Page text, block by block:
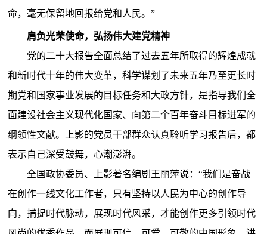
命，毫无保留地回报给党和人民。”
肩负光荣使命，弘扬伟大建党精神
党的二十大报告全面总结了过去五年所取得的辉煌成就
和新时代十年的伟大变革，科学谋划了未来五年乃至更长时
期党和国家事业发展的目标任务和大政方针，是指导我们全
面建设社会主义现代化国家、向第二个百年奋斗目标进军的
纲领性文献。上影的党员干部群众认真聆听学习报告后，都
表示自己深受鼓舞，心潮澎湃。
全国政协委员、上影著名编剧王丽萍说：“我们是奋战
在创作一线文化工作者，只有坚持以人民为中心的创作导
向，捕捉时代脉动，展现时代风采，才能创作更多引领时代